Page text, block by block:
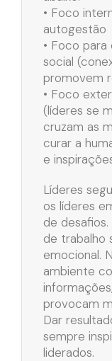
• Foco
autogestão
• Foco
social
promovem
• Foco
(líderes se
cruzam as
curar a
e
Líderes
os líderes
de
de trabalho
emocional.
ambiente
provocam
Dar
sempre
liderados.